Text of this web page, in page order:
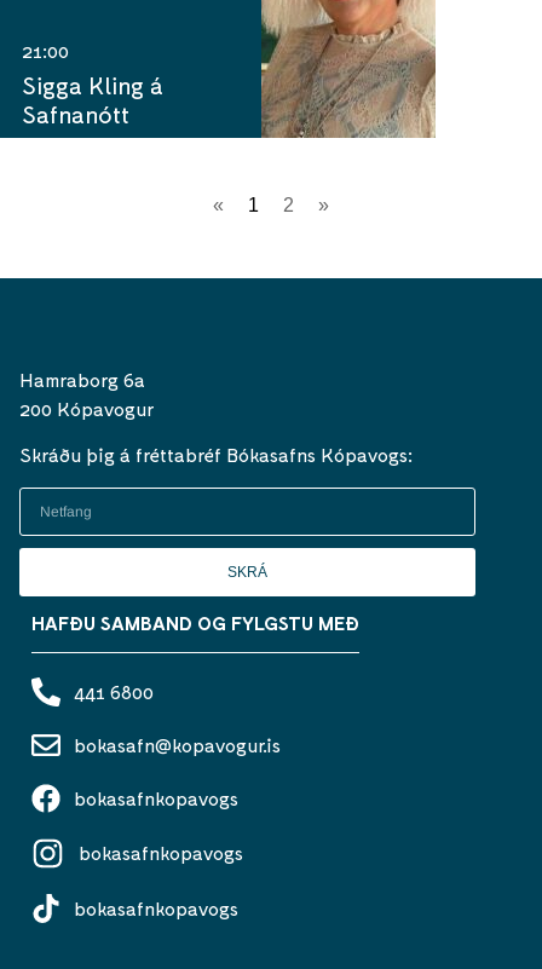
21:00
Sigga Kling á
Safnanótt
« 1 2 »
Hamraborg 6a
200 Kópavogur
Skráðu þig á fréttabréf Bókasafns Kópavogs:
SKRÁ
HAFÐU SAMBAND OG FYLGSTU MEÐ
441 6800
bokasafn@kopavogur.is
bokasafnkopavogs
bokasafnkopavogs
bokasafnkopavogs